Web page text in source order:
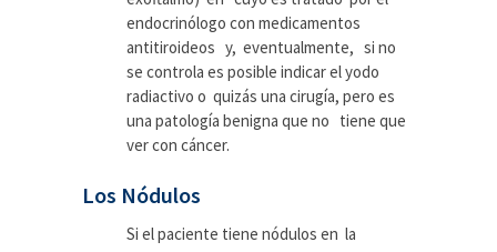
endocrinólogo con medicamentos
antitiroideos y, eventualmente, si no
se controla es posible indicar el yodo
radiactivo o quizás una cirugía, pero es
una patología benigna que no tiene que
ver con cáncer.
Los Nódulos
Si el paciente tiene nódulos en la